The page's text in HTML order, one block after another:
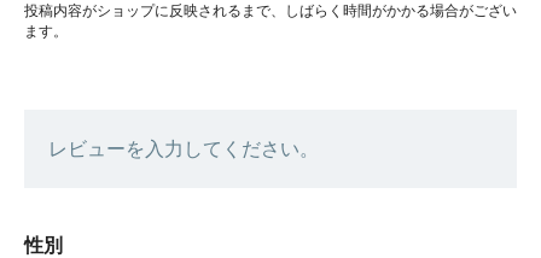
投稿内容がショップに反映されるまで、しばらく時間がかかる場合がござい
ます。
レビューを入力してください。
性別